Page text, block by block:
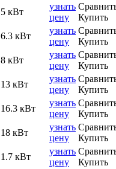
5 кВт
узнать
цену
Купить
6.3 кВт
узнать
цену
Купить
8 кВт
узнать
цену
Купить
13 кВт
узнать
цену
Купить
16.3 кВт
узнать
цену
Купить
18 кВт
узнать
цену
Купить
1.7 кВт
узнать
цену
Купить